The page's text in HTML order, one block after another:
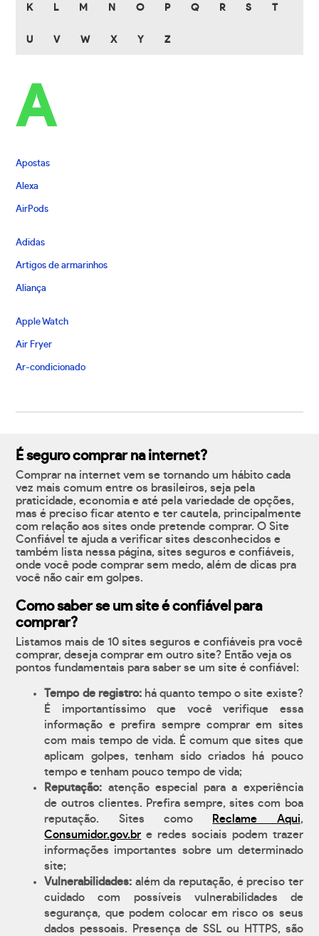
K L M N O P Q R S T
U V W X Y Z
A
Apostas
Alexa
AirPods
Adidas
Artigos de armarinhos
Aliança
Apple Watch
Air Fryer
Ar-condicionado
É seguro comprar na internet?
Comprar na internet vem se tornando um hábito cada
vez mais comum entre os brasileiros, seja pela
praticidade, economia e até pela variedade de opções,
mas é preciso ficar atento e ter cautela, principalmente
com relação aos sites onde pretende comprar. O Site
Confiável te ajuda a verificar sites desconhecidos e
também lista nessa página, sites seguros e confiáveis,
onde você pode comprar sem medo, além de dicas pra
você não cair em golpes.
Como saber se um site é confiável para
comprar?
Listamos mais de 10 sites seguros e confiáveis pra você
comprar, deseja comprar em outro site? Então veja os
pontos fundamentais para saber se um site é confiável:
Tempo de registro:há quanto tempo o site existe?
É importantíssimo que você verifique essa
informação e prefira sempre comprar em sites
com mais tempo de vida. É comum que sites que
aplicam golpes, tenham sido criados há pouco
tempo e tenham pouco tempo de vida;
Reputação: atenção especial para a experiência
de outros clientes. Prefira sempre, sites com boa
reputação. Sites como
Reclame Aqui,
Consumidor.gov.br e redes sociais podem trazer
informações importantes sobre um determinado
site;
Vulnerabilidades: além da reputação, é preciso ter
cuidado com possíveis vulnerabilidades de
segurança, que podem colocar em risco os seus
dados pessoais. Presença de SSL ou HTTPS, são